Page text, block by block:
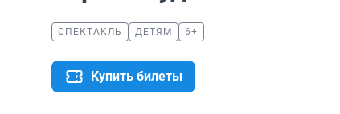
СПЕКТАКЛЬ ДЕТЯМ 6+
Купить билеты